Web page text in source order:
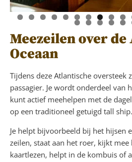
Meezeilen over
Oceaan
Tijdens deze Atlantische oversteek
passagier. Je wordt onderdeel van
kunt actief meehelpen met de
op een traditioneel getuigd tall ship.
Je helpt bijvoorbeeld bij het hijsen
zeilen, staat aan het roer, kijkt mee
kaartlezen, helpt in de kombuis of